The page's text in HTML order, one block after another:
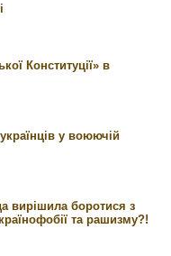
Конституції» в
у воюючій
вирішила боротися з
та рашизму?!